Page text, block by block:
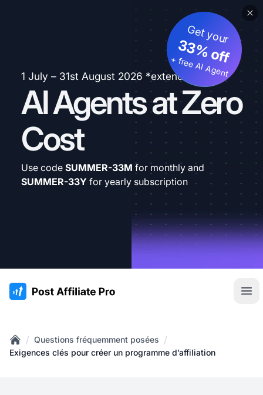
1 July – 31st August 2026 *extended
AI Agents at Zero
Cost
Get your
33% off
+ free AI Agent
Use code SUMMER-33M for monthly and
SUMMER-33Y for yearly subscription
:site.title
Home
/ Questions fréquemment posées /
Exigences clés pour créer un programme d’affiliation